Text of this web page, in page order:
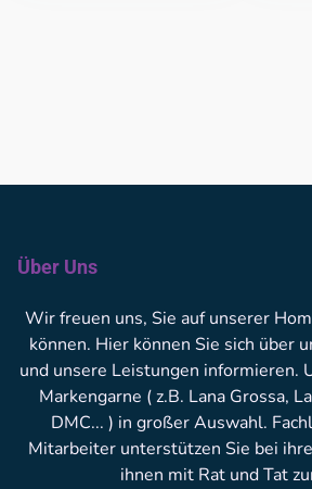
Über Uns
Wir freuen uns, Sie auf unserer
können. Hier können Sie sich über
und unsere Leistungen informieren.
Markengarne ( z.B. Lana Grossa,
DMC... ) in großer Auswahl.
Mitarbeiter unterstützen Sie bei
ihnen mit Rat und Tat